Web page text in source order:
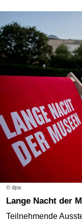
© dpa
Lange Nacht der
Teilnehmende